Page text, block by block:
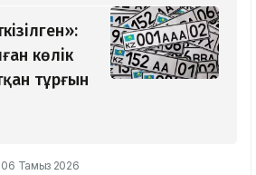
көлік
тұрғын
06 Тамыз 2026